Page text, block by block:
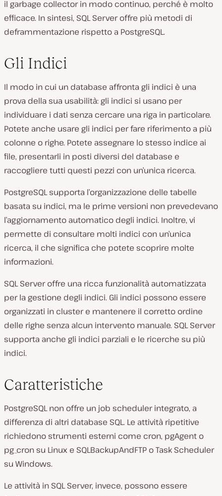
il garbage collector in modo continuo, perché è molto
efficace. In sintesi, SQL Server offre più metodi di
deframmentazione rispetto a PostgreSQL.
Gli Indici
Il modo in cui un database affronta gli indici è una
prova della sua usabilità: gli indici si usano per
individuare i dati senza cercare una riga in particolare.
Potete anche usare gli indici per fare riferimento a più
colonne o righe. Potete assegnare lo stesso indice ai
file, presentarli in posti diversi del database e
raccogliere tutti questi pezzi con un’unica ricerca.
PostgreSQL supporta l’organizzazione delle tabelle
basata su indici, ma le prime versioni non prevedevano
l’aggiornamento automatico degli indici. Inoltre, vi
permette di consultare molti indici con un’unica
ricerca, il che significa che potete scoprire molte
informazioni.
SQL Server offre una ricca funzionalità automatizzata
per la gestione degli indici. Gli indici possono essere
organizzati in cluster e mantenere il corretto ordine
delle righe senza alcun intervento manuale. SQL Server
supporta anche gli indici parziali e le ricerche su più
indici.
Caratteristiche
PostgreSQL non offre un job scheduler integrato, a
differenza di altri database SQL. Le attività ripetitive
richiedono strumenti esterni come cron, pgAgent o
pg_cron su Linux e SQLBackupAndFTP o Task Scheduler
su Windows.
Le attività in SQL Server, invece, possono essere